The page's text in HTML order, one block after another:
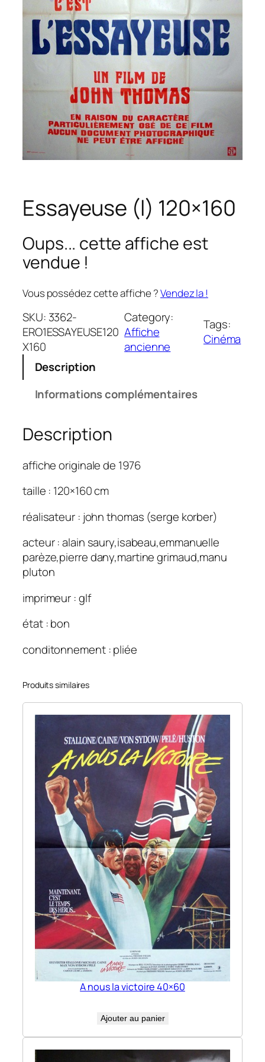
Essayeuse (l) 120×160
Oups... cette affiche est
vendue !
Vous possédez cette affiche ?Vendez la !
SKU: 3362-
ERO1ESSAYEUSE120
X160
Category:
Affiche
ancienne
Tags:
Cinéma
Description
Informations complémentaires
Description
affiche originale de 1976
taille : 120×160 cm
réalisateur : john thomas (serge korber)
acteur : alain saury,isabeau,emmanuelle
parèze,pierre dany,martine grimaud,manu
pluton
imprimeur : glf
état : bon
conditonnement : pliée
Produits similaires
A nous la victoire 40×60
Ajouter au panier